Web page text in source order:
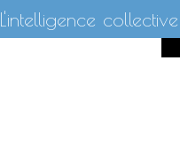
L'intelligence collective